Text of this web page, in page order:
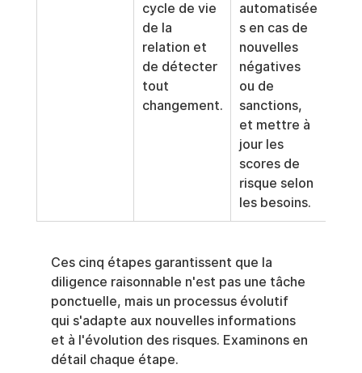
cycle de vie
de la
relation et
de détecter
tout
changement.
automatisée
s en cas de
nouvelles
négatives
ou de
sanctions,
et mettre à
jour les
scores de
risque selon
les besoins.
Ces cinq étapes garantissent que la
diligence raisonnable n'est pas une tâche
ponctuelle, mais un processus évolutif
qui s'adapte aux nouvelles informations
et à l'évolution des risques. Examinons en
détail chaque étape.